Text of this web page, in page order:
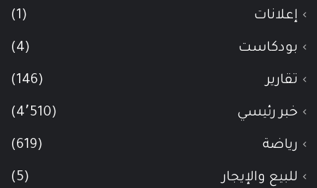
إعلانات (1)
بودكاست (4)
تقارير (146)
خبر رئيسي (4٬510)
رياضة (619)
للبيع والإيجار (5)